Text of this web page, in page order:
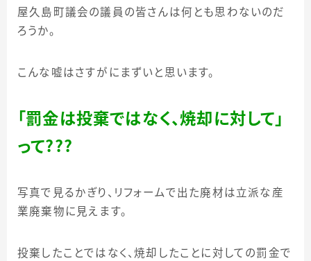
屋久島町議会の議員の皆さんは何とも思わないのだ
ろうか。
こんな嘘はさすがにまずいと思います。
「罰金は投棄ではなく、焼却に対して」
って？？？
写真で見るかぎり、リフォームで出た廃材は立派な産
業廃棄物に見えます。
投棄したことではなく、焼却したことに対しての罰金で